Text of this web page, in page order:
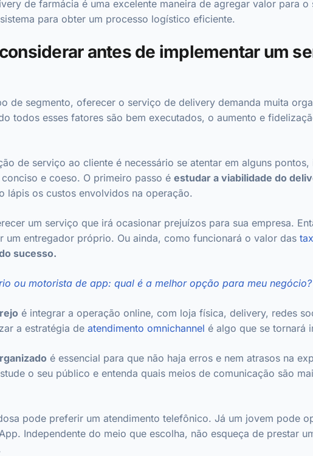
de farmácia é uma excelente maneira de agregar valor para o
para obter um processo logístico eficiente.
antes de implementar um
de segmento, oferecer o serviço de delivery demanda muita
todos esses fatores são bem executados, o aumento e
de serviço ao cliente é necessário se atentar em alguns pontos,
e coeso. O primeiro passo é estudar a viabilidade do
lápis os custos envolvidos na operação.
um serviço que irá ocasionar prejuízos para sua empresa.
um entregador próprio. Ou ainda, como funcionará o valor das
sucesso.
ou motorista de app: qual é a melhor opção para meu negócio?
é integrar a operação online, com loja física, delivery, redes
a estratégia de atendimento omnichannel é algo que se tornará
é essencial para que não haja erros e nem atrasos na
o seu público e entenda quais meios de comunicação são
pode preferir um atendimento telefônico. Já um jovem pode
Independente do meio que escolha, não esqueça de prestar